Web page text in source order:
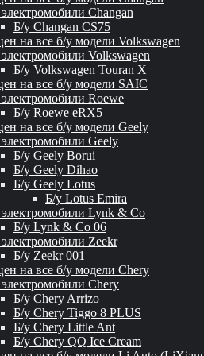
Changan
Б/у Changan CS75
на все б/у модели Volkswagen
Volkswagen
Б/у Volkswagen Touran X
на все б/у модели SAIC
Roewe
Б/у Roewe eRX5
на все б/у модели Geely
Geely
Б/у Geely Borui
Б/у Geely Dihao
Б/у Geely Lotus
Б/у Lotus Emira
Lynk & Co
Б/у Lynk & Co 06
Zeekr
Б/у Zeekr 001
на все б/у модели Chery
Chery
Б/у Chery Arrizo
Б/у Chery Tiggo 8 PLUS
Б/у Chery Little Ant
Б/у Chery QQ Ice Cream